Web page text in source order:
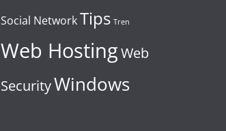
Social NetworkTips Tren
Web HostingWeb
SecurityWindows